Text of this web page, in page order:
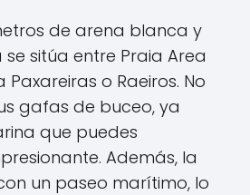
de arena blanca y
sitúa entre Praia Area
Paxareiras o Raeiros. No
gafas de buceo, ya
que puedes
Además, la
un paseo marítimo, lo